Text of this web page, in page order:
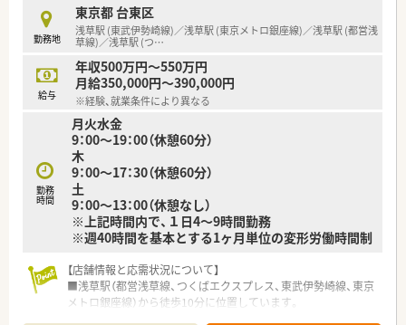
はありませんが、常に手作りの掲示物などで健康や食事に関する
事、地域に関する情報を発信しています。
■アットホームな雰囲気で、管理栄養士も常駐しています！
■店舗毎に装飾を考えたり、花壇に花を植えたりと地域の方が寄
りやすい薬局作りを目指しています
■地域住民のためにセミナーを開催（Ex.小学生向けに薬剤師体
験セミナー・患者様向けに冷え性セミナー等）
■社員の方が働きやすく、患者さんにとってのかかりつけ薬局が
目標なため、現場の方は利益追求していないので、薬剤師として
の仕事に集中いただけます
≪働きやすい環境です！≫
■希少な17:30終了の薬局です。残業もほぼなくプライベートも
大切に働くことができます！
■完全週休2日制で年間休日は120日以上ございます。お休みも
しっかり取れる環境です♪
勤務地
東京都 台東区
浅草駅 (東武伊勢崎線)／浅草駅 (東京メトロ銀座線)／浅草駅 (都営浅
草線)／浅草駅 (つ…
給与
年収500万円～550万円
月給350,000円～390,000円
※経験、就業条件により異なる
勤務
時間
月火水金
9：00～19：00（休憩60分）
木
9：00～17：30（休憩60分）
土
9：00～13：00（休憩なし）
※上記時間内で、１日4～9時間勤務
※週40時間を基本とする1ヶ月単位の変形労働時間制
【店舗情報と応需状況について】
■浅草駅（都営浅草線、つくばエクスプレス、東武伊勢崎線、東京
メトロ銀座線）から徒歩10分に位置しています。